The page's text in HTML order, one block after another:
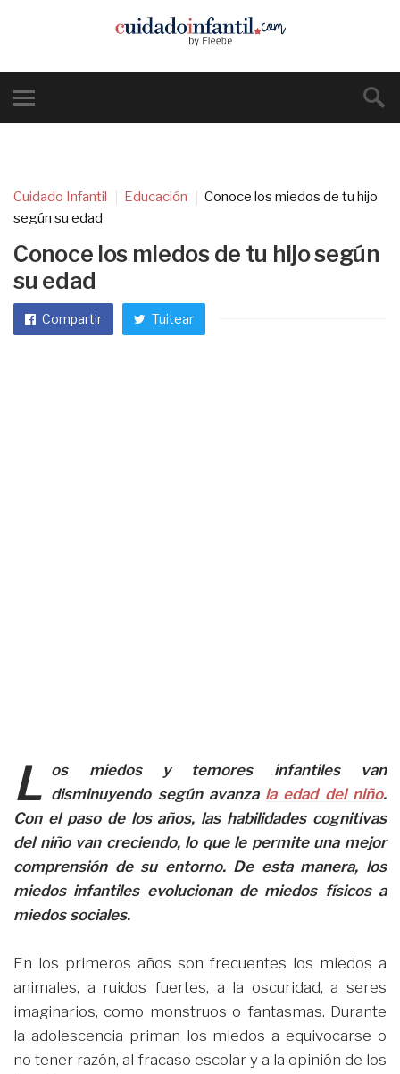
Cuidado Infantil Educación
Conoce los miedos de tu hijo
según su edad
Conoce los miedos de tu hijo según
su edad
Compartir Tuitear
L os miedos y temores infantiles van
disminuyendo según avanza la edad del niño.
Con el paso de los años, las habilidades cognitivas
del niño van creciendo, lo que le permite una mejor
comprensión de su entorno. De esta manera, los
miedos infantiles evolucionan de miedos físicos a
miedos sociales.
En los primeros años son frecuentes los miedos a
animales, a ruidos fuertes, a la oscuridad, a seres
imaginarios, como monstruos o fantasmas. Durante
la adolescencia priman los miedos a equivocarse o
no tener razón, al fracaso escolar y a la opinión de los